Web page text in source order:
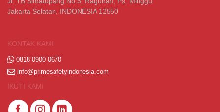
Jakarta Selatan, INDONESIA 12550
KONTAK KAMI
0818 0900 0670
info@primesafetyindonesia.com
IKUTI KAMI